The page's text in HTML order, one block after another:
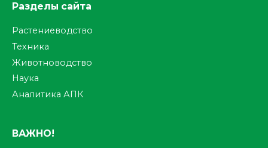
Разделы сайта
Растениеводство
Техника
Животноводство
Наука
Аналитика АПК
ВАЖНО!